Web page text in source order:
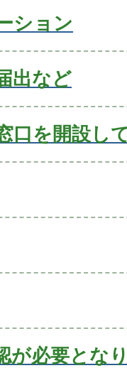
ション
出など
口を開設し
が必要とな